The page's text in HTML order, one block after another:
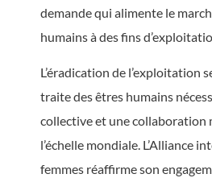
demande qui alimente le
humains à des fins
L’éradication de l’exploitation
traite des êtres humains
collective et une collaboration
l’échelle mondiale. L’Alliance
femmes réaffirme son